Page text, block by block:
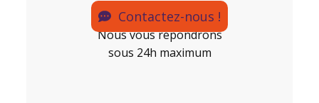
Contactez-nous !
Nous vous répondrons
sous 24h maximum